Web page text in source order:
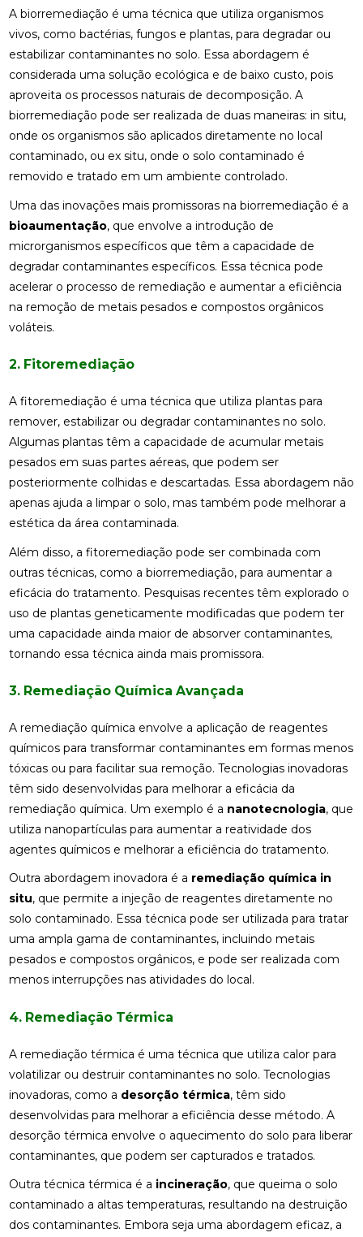
A biorremediação é uma técnica que utiliza organismos
vivos, como bactérias, fungos e plantas, para degradar ou
estabilizar contaminantes no solo. Essa abordagem é
considerada uma solução ecológica e de baixo custo, pois
aproveita os processos naturais de decomposição. A
biorremediação pode ser realizada de duas maneiras: in situ,
onde os organismos são aplicados diretamente no local
contaminado, ou ex situ, onde o solo contaminado é
removido e tratado em um ambiente controlado.
Uma das inovações mais promissoras na biorremediação é a
bioaumentação, que envolve a introdução de
microrganismos específicos que têm a capacidade de
degradar contaminantes específicos. Essa técnica pode
acelerar o processo de remediação e aumentar a eficiência
na remoção de metais pesados e compostos orgânicos
voláteis.
2. Fitoremediação
A fitoremediação é uma técnica que utiliza plantas para
remover, estabilizar ou degradar contaminantes no solo.
Algumas plantas têm a capacidade de acumular metais
pesados em suas partes aéreas, que podem ser
posteriormente colhidas e descartadas. Essa abordagem não
apenas ajuda a limpar o solo, mas também pode melhorar a
estética da área contaminada.
Além disso, a fitoremediação pode ser combinada com
outras técnicas, como a biorremediação, para aumentar a
eficácia do tratamento. Pesquisas recentes têm explorado o
uso de plantas geneticamente modificadas que podem ter
uma capacidade ainda maior de absorver contaminantes,
tornando essa técnica ainda mais promissora.
3. Remediação Química Avançada
A remediação química envolve a aplicação de reagentes
químicos para transformar contaminantes em formas menos
tóxicas ou para facilitar sua remoção. Tecnologias inovadoras
têm sido desenvolvidas para melhorar a eficácia da
remediação química. Um exemplo é a nanotecnologia, que
utiliza nanopartículas para aumentar a reatividade dos
agentes químicos e melhorar a eficiência do tratamento.
Outra abordagem inovadora é a remediação química in
situ, que permite a injeção de reagentes diretamente no
solo contaminado. Essa técnica pode ser utilizada para tratar
uma ampla gama de contaminantes, incluindo metais
pesados e compostos orgânicos, e pode ser realizada com
menos interrupções nas atividades do local.
4. Remediação Térmica
A remediação térmica é uma técnica que utiliza calor para
volatilizar ou destruir contaminantes no solo. Tecnologias
inovadoras, como a desorção térmica, têm sido
desenvolvidas para melhorar a eficiência desse método. A
desorção térmica envolve o aquecimento do solo para liberar
contaminantes, que podem ser capturados e tratados.
Outra técnica térmica é a incineração, que queima o solo
contaminado a altas temperaturas, resultando na destruição
dos contaminantes. Embora seja uma abordagem eficaz, a